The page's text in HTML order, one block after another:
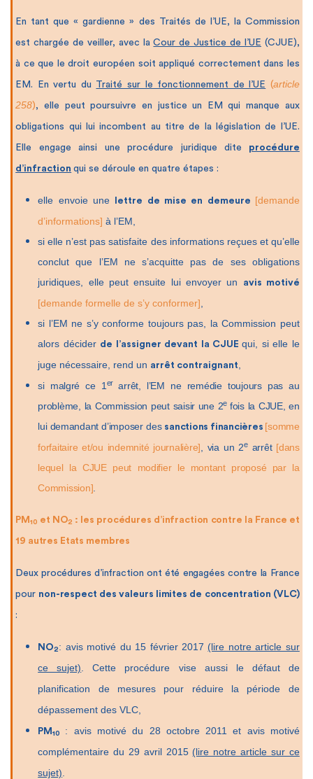
En tant que « gardienne » des Traités de l’UE, la Commission
est chargée de veiller, avec laCour de Justice de l’UE (CJUE),
à ce que le droit européen soit appliqué correctement dans les
EM. En vertu du Traité sur le fonctionnement de l’UE (article
258), elle peut poursuivre en justice un EM qui manque aux
obligations qui lui incombent au titre de la législation de l’UE.
Elle engage ainsi une procédure juridique dite procédure
d’infraction qui se déroule en quatre étapes :
elle envoie une lettre de mise en demeure [demande
d’informations]à l’EM,
si elle n’est pas satisfaite des informations reçues et qu’elle
conclut que l’EM ne s’acquitte pas de ses obligations
juridiques, elle peut ensuite lui envoyer un
avis motivé
[demande formelle de s’y conformer]
si l’EM ne s’y conforme toujours pas, la Commission peut
alors décider de l’assigner devant la CJUEqui, si elle le
juge nécessaire, rend un arrêt contraignant
si malgré ce 1 er arrêt, l’EM ne remédie toujours pas au
problème, la Commission peut saisir une 2e fois la CJUE, en
lui demandant d’imposer des sanctions financières [somme
forfaitaire et/ou indemnité journalière] , via un 2earrêt [dans
lequel la CJUE peut modifier le montant proposé par la
Commission]
PM 10 et NO2 : les procédures d’infraction contre la France et
19 autres Etats membres
Deux procédures d’infraction ont été engagées contre la France
pour non-respect des valeurs limites de concentration (VLC)
:
NO2 : avis motivé du 15 février 2017 (lire notre article sur
ce sujet) . Cette procédure vise aussi le défaut de
planification de mesures pour réduire la période de
dépassement des VLC,
PM10 : avis motivé du 28 octobre 2011 et avis motivé
complémentaire du 29 avril 2015 (lire notre article sur ce
sujet)